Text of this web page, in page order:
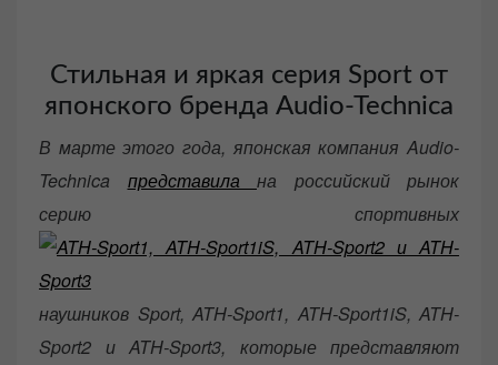
Стильная и яркая серия Sport от
японского бренда Audio-Technica
В марте этого года, японская компания Audio-
Technica представила на российский рынок
серию спортивных
наушников Sport, ATH-Sport1, ATH-Sport1iS, ATH-
Sport2 и ATH-Sport3, которые представляют